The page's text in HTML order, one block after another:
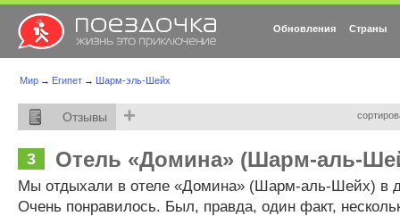
Обновления Страны
Мир → Египет → Шарм-эль-Шейх
Отзывы +
3 Отель «Домина» (Шарм-аль-
Мы отдыхали в отеле «Домина» (Шарм-аль-Шейх) в
Очень понравилось. Был, правда, один факт,